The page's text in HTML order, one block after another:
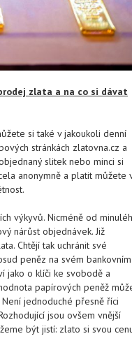
zlata a na co si dávat
si také v jakoukoli denní
stránkách zlatovna.cz a
slitek nebo minci si
anonymně a platit můžete
výkyvů. Nicméně od
nárůst objednávek. Již
Chtějí tak uchránit své
peněz na svém bankovním
jako o klíči ke svobodě a
papírových peněž
jednoduché přesně říci
jsou ovšem vnější
být jistí: zlato si svou